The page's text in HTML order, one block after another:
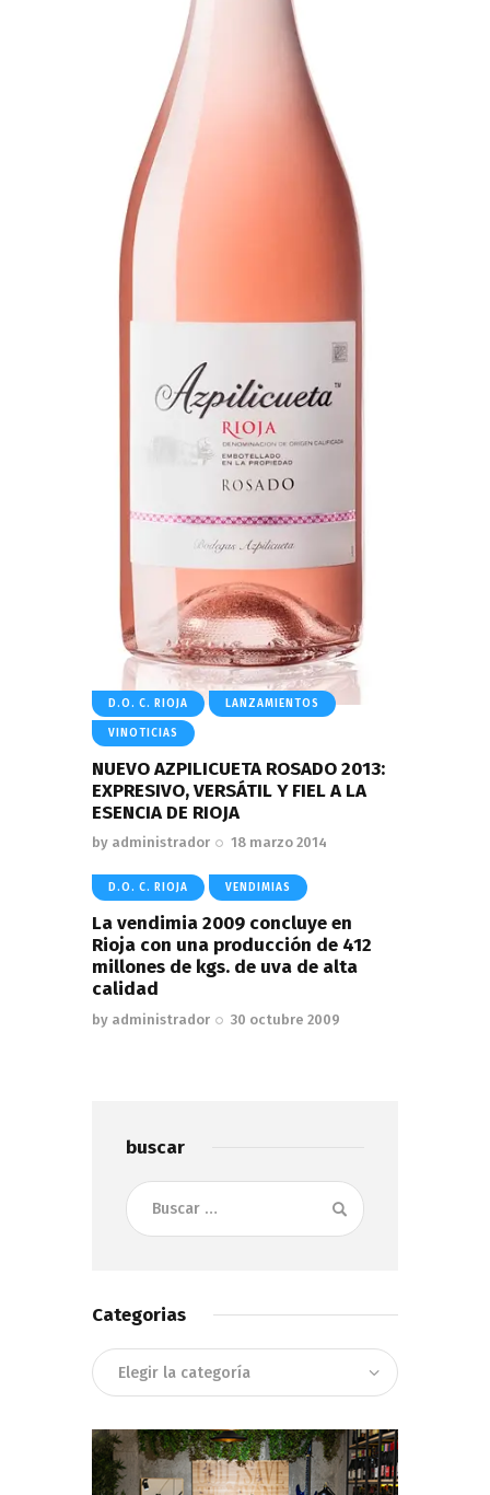
D.O. C. RIOJA LANZAMIENTOS
VINOTICIAS
NUEVO AZPILICUETA ROSADO 2013:
EXPRESIVO, VERSÁTIL Y FIEL A LA
ESENCIA DE RIOJA
by administrador 18 marzo 2014
D.O. C. RIOJA VENDIMIAS
La vendimia 2009 concluye en
Rioja con una producción de 412
millones de kgs. de uva de alta
calidad
by administrador 30 octubre 2009
buscar
Buscar:
Categorias
Categorias